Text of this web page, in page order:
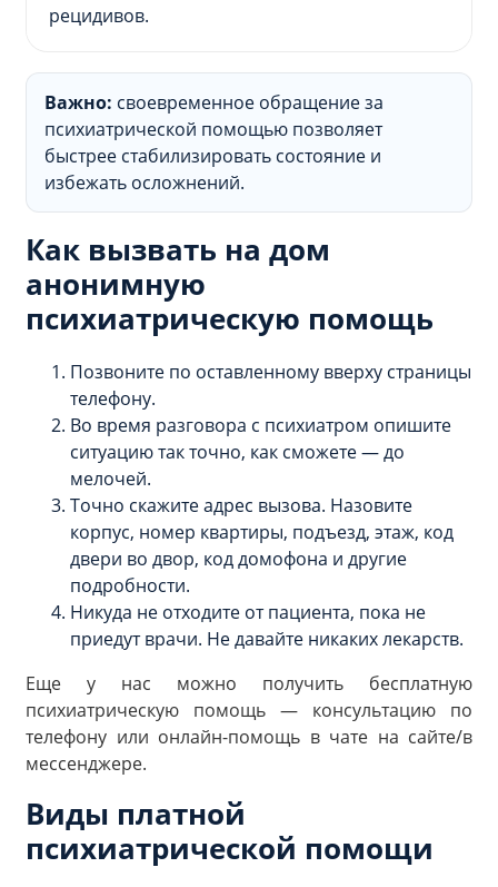
рецидивов.
Важно: своевременное обращение за
психиатрической помощью позволяет
быстрее стабилизировать состояние и
избежать осложнений.
Как вызвать на дом
анонимную
психиатрическую помощь
Позвоните по оставленному вверху страницы
телефону.
Во время разговора с психиатром опишите
ситуацию так точно, как сможете — до
мелочей.
Точно скажите адрес вызова. Назовите
корпус, номер квартиры, подъезд, этаж, код
двери во двор, код домофона и другие
подробности.
Никуда не отходите от пациента, пока не
приедут врачи. Не давайте никаких лекарств.
Еще у нас можно получить бесплатную
психиатрическую помощь — консультацию по
телефону или онлайн-помощь в чате на сайте/в
мессенджере.
Виды платной
психиатрической помощи